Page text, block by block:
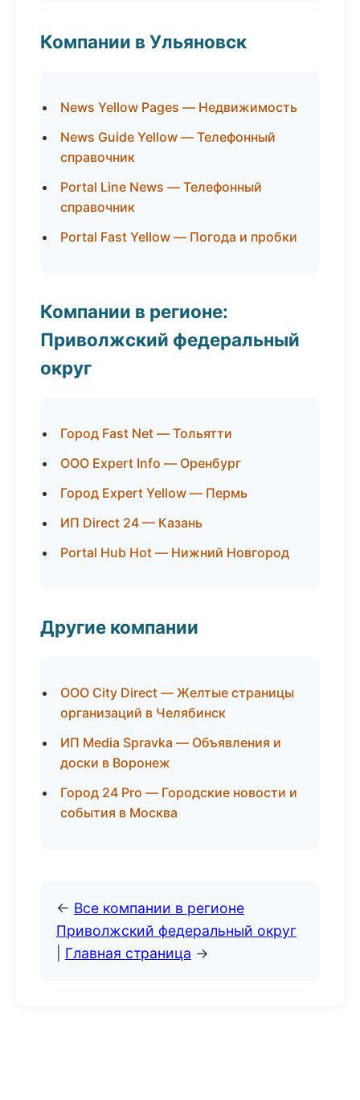
Компании в Ульяновск
News Yellow Pages — Недвижимость
News Guide Yellow — Телефонный
справочник
Portal Line News — Телефонный
справочник
Portal Fast Yellow — Погода и пробки
Компании в регионе:
Приволжский федеральный
округ
Город Fast Net — Тольятти
ООО Expert Info — Оренбург
Город Expert Yellow — Пермь
ИП Direct 24 — Казань
Portal Hub Hot — Нижний Новгород
Другие компании
ООО City Direct — Желтые страницы
организаций в Челябинск
ИП Media Spravka — Объявления и
доски в Воронеж
Город 24 Pro — Городские новости и
события в Москва
← Все компании в регионе
Приволжский федеральный округ
Главная страница →